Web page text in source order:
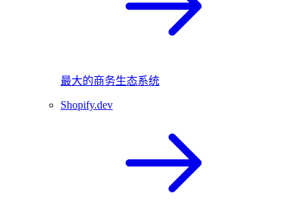
最大的商务生态系统
Shopify.dev